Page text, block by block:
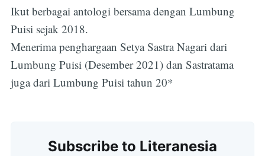
Ikut berbagai antologi bersama dengan Lumbung
Puisi sejak 2018.
Menerima penghargaan Setya Sastra Nagari dari
Lumbung Puisi (Desember 2021) dan Sastratama
juga dari Lumbung Puisi tahun 20*
Subscribe to Literanesia